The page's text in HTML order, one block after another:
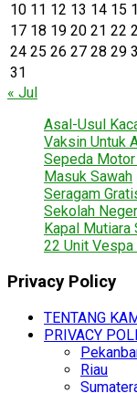
10 11 12 13 14 15
17 18 19 20 21 22
24 25 26 27 28 29
31
« Jul
Asal-Usul
Vaksin Untuk
Sepeda
Masuk Sawah
Seragam
Sekolah
Kapal Mutiara
22 Unit
Privacy Policy
TENTANG
PRIVACY
Riau